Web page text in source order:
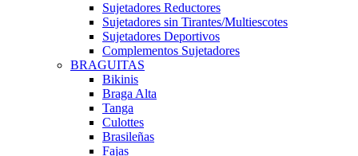
Sujetadores Reductores
Sujetadores sin Tirantes/Multiescotes
Sujetadores Deportivos
Complementos Sujetadores
BRAGUITAS
Bikinis
Braga Alta
Tanga
Culottes
Brasileñas
Fajas